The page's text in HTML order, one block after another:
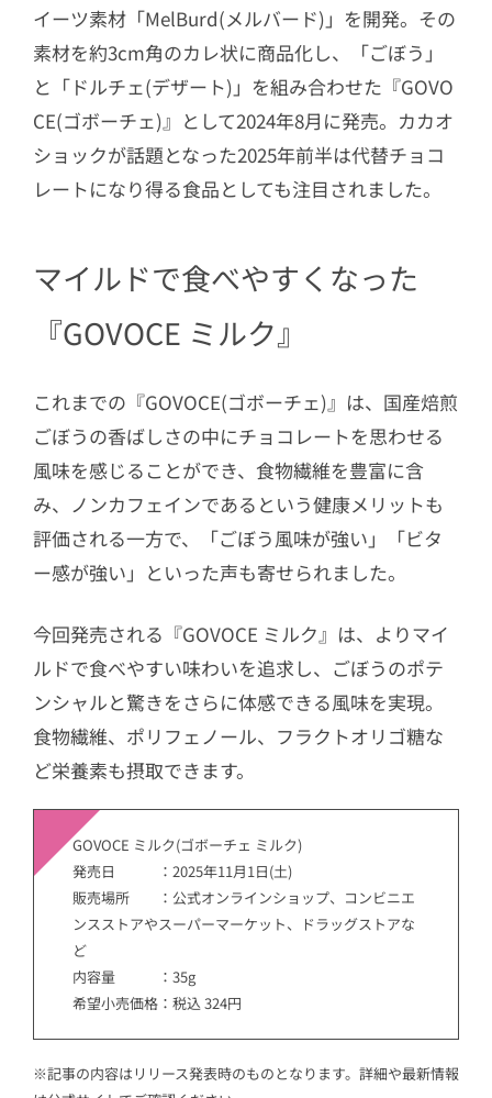
イーツ素材「MelBurd(メルバード)」を開発。その
素材を約3cm角のカレ状に商品化し、「ごぼう」
と「ドルチェ(デザート)」を組み合わせた『GOVO
CE(ゴボーチェ)』として2024年8月に発売。カカオ
ショックが話題となった2025年前半は代替チョコ
レートになり得る食品としても注目されました。
マイルドで食べやすくなった
『GOVOCE ミルク』
これまでの『GOVOCE(ゴボーチェ)』は、国産焙煎
ごぼうの香ばしさの中にチョコレートを思わせる
風味を感じることができ、食物繊維を豊富に含
み、ノンカフェインであるという健康メリットも
評価される一方で、「ごぼう風味が強い」「ビタ
ー感が強い」といった声も寄せられました。
今回発売される『GOVOCE ミルク』は、よりマイ
ルドで食べやすい味わいを追求し、ごぼうのポテ
ンシャルと驚きをさらに体感できる風味を実現。
食物繊維、ポリフェノール、フラクトオリゴ糖な
ど栄養素も摂取できます。
GOVOCE ミルク(ゴボーチェ ミルク)
発売日 ：2025年11月1日(土)
販売場所 ：公式オンラインショップ、コンビニエ
ンスストアやスーパーマーケット、ドラッグストアな
ど
内容量 ：35g
希望小売価格：税込 324円
※記事の内容はリリース発表時のものとなります。詳細や最新情報